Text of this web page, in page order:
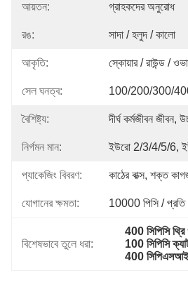
আয়তন: গ্রাহকদের অনুরোধ
রঙ: সাদা / হলুদ / কালো
আকৃতি: স্কোয়ার / রাউন্ড /
সেল ঘনত্ব: 100/200/300/
বৈশিষ্ট্য: দীর্ঘ কর্মজীবন জীবন,
নির্গমন মান: ইউরো 2/3/4/5/6,
প্যাকেজিং বিবরণ: কাঠের বাক্স, শক্ত
যোগানের ক্ষমতা: 10000 পিসি / প্রতি
বিশেষভাবে তুলে ধরা:
400 সিপিসি
100 সিপিসি
400 সিপিএসআই